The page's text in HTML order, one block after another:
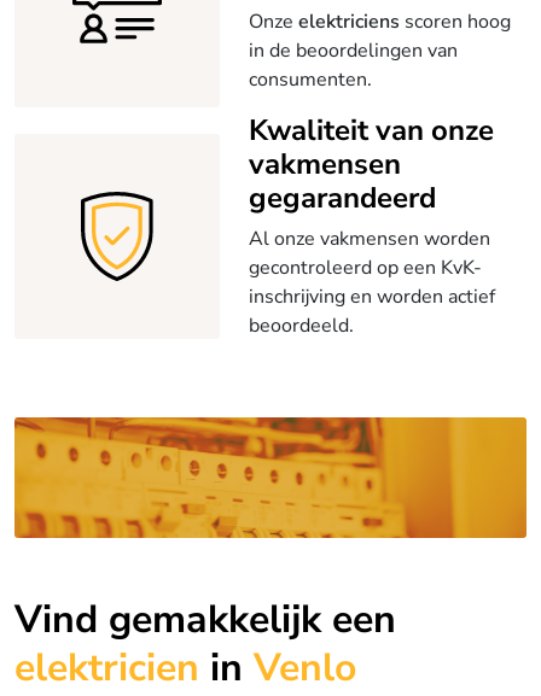
Onze elektriciens scoren hoog
in de beoordelingen van
consumenten.
Kwaliteit van onze
vakmensen
gegarandeerd
Al onze vakmensen worden
gecontroleerd op een KvK-
inschrijving en worden actief
beoordeeld.
Vind gemakkelijk een
elektricien inVenlo